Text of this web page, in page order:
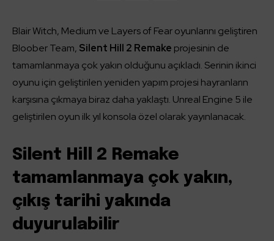
Blair Witch, Medium ve Layers of Fear oyunlarını geliştiren
Bloober Team, Silent Hill 2 Remake projesinin de
tamamlanmaya çok yakın olduğunu açıkladı. Serinin ikinci
oyunu için geliştirilen yeniden yapım projesi hayranların
karşısına çıkmaya biraz daha yaklaştı. Unreal Engine 5 ile
geliştirilen oyun ilk yıl konsola özel olarak yayınlanacak.
Silent Hill 2 Remake
tamamlanmaya çok yakın,
çıkış tarihi yakında
duyurulabilir